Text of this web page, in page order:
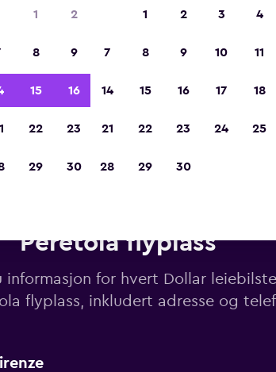
2023
Peretola flyplass
informasjon for hvert Dollar
flyplass, inkludert adresse og
1 2
8 9
15 16
22 23
29 30
1 2 3 4
7 8 9 10 11
14 15 16 17 18
21 22 23 24 25
28 29 30